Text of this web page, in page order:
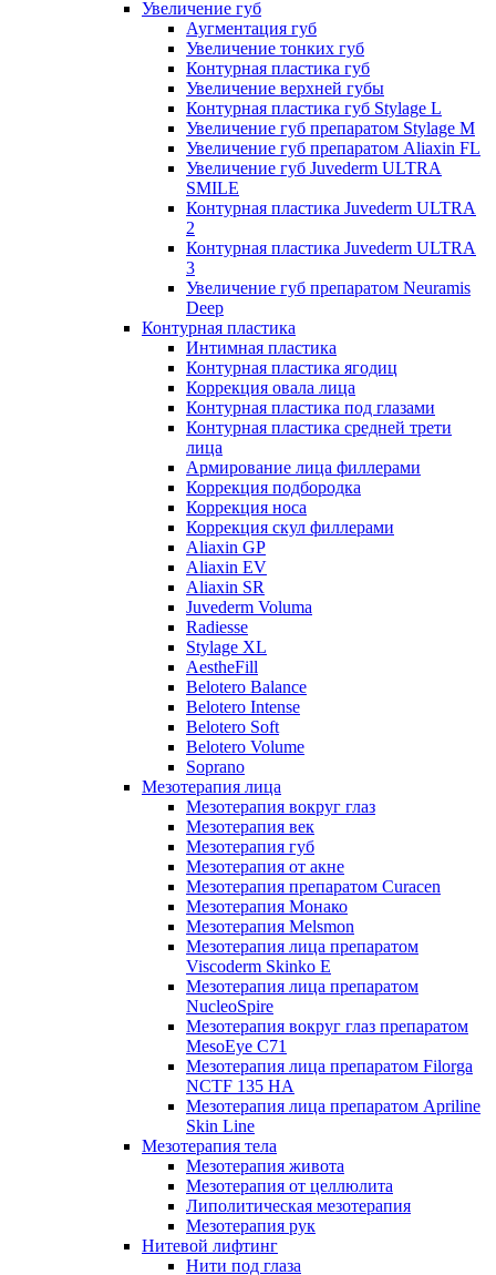
Увеличение губ
Аугментация губ
Увеличение тонких губ
Контурная пластика губ
Увеличение верхней губы
Контурная пластика губ Stylage L
Увеличение губ препаратом Stylage M
Увеличение губ препаратом Aliaxin FL
Увеличение губ Juvederm ULTRA
SMILE
Контурная пластика Juvederm ULTRA
2
Контурная пластика Juvederm ULTRA
3
Увеличение губ препаратом Neuramis
Deep
Контурная пластика
Интимная пластика
Контурная пластика ягодиц
Коррекция овала лица
Контурная пластика под глазами
Контурная пластика средней трети
лица
Армирование лица филлерами
Коррекция подбородка
Коррекция носа
Коррекция скул филлерами
Aliaxin GP
Aliaxin EV
Aliaxin SR
Juvederm Voluma
Radiesse
Stylage XL
AestheFill
Belotero Balance
Belotero Intense
Belotero Soft
Belotero Volume
Soprano
Мезотерапия лица
Мезотерапия вокруг глаз
Мезотерапия век
Мезотерапия губ
Мезотерапия от акне
Мезотерапия препаратом Curacen
Мезотерапия Монако
Мезотерапия Melsmon
Мезотерапия лица препаратом
Viscoderm Skinko E
Мезотерапия лица препаратом
NucleoSpire
Мезотерапия вокруг глаз препаратом
MesoEye С71
Мезотерапия лица препаратом Filorga
NCTF 135 HA
Мезотерапия лица препаратом Apriline
Skin Line
Мезотерапия тела
Мезотерапия живота
Мезотерапия от целлюлита
Липолитическая мезотерапия
Мезотерапия рук
Нитевой лифтинг
Нити под глаза